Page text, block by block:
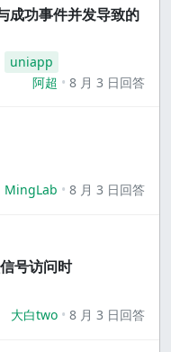
成功事件并发导致的
uniapp
阿超
8 月 3 日回答
MingLab 8 月 3 日回答
号访问时
大白two 8 月 3 日回答